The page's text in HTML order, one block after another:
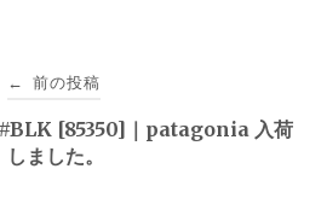
← 前の投稿
[85350]｜patagonia 入荷
しました。